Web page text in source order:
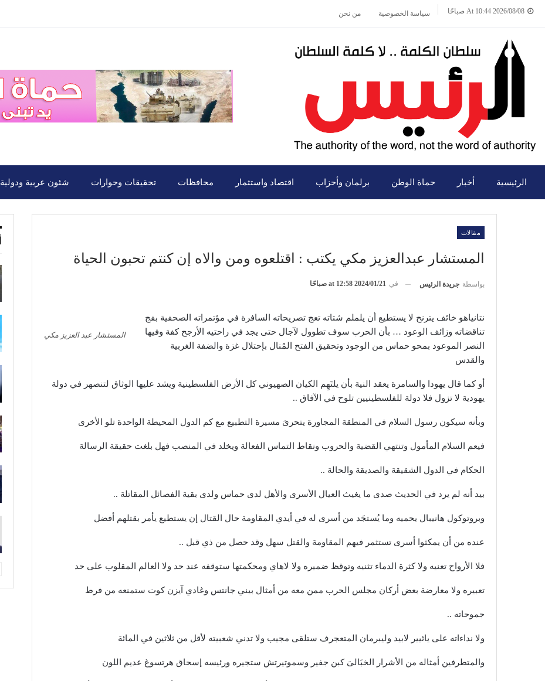
2026/08/08 At 10:44 صباحًا سياسة الخصوصية من نحن
الرئيسية أخبار حماة الوطن برلمان وأحزاب اقتصاد واستثمار محافظات تحقيقات وحوارات شئون عربية ودولية
مقالات
المستشار عبدالعزيز مكي يكتب : اقتلعوه ومن والاه إن كنتم تحبون الحياة
بواسطة جريدة الرئيس في 2024/01/21 at 12:58 صباحًا
المستشار عبد العزيز مكي
نتانياهو خائف يترنح لا يستطيع أن يلملم شتاته تعج تصريحاته السافرة في مؤتمراته الصحفية بفج
تناقضاته وزائف الوعود … بأن الحرب سوف تطوول لآجال حتى يجد في راحتيه الأرجح كفة وفيها
النصر الموعود بمحو حماس من الوجود وتحقيق الفتح المُنال بإحتلال غزة والضفة الغربية
والقدس
أو كما قال يهودا والسامرة يعقد النية بأن يلتَهِم الكيان الصهيوني كل الأرض الفلسطينية ويشد عليها الوثاق لتنصهر في دولة
يهودية لا تزول فلا دولة للفلسطينيين تلوح في الآفاق ..
وبأنه سيكون رسول السلام في المنطقة المجاورة يتحرىَ مسيرة التطبيع مع كم الدول المحيطة الواحدة تلو الأخرى
فيعم السلام المأمول وتنتهي القضية والحروب ونقاط التماس الفعالة ويخلد في المنصب فهل بلغت حقيقة الرسالة
الحكام في الدول الشقيقة والصديقة والحالة ..
بيد أنه لم يرد في الحديث صدى ما يغيث العيال الأسرى والأهل لدى حماس ولدى بقية الفصائل المقاتلة ..
وبروتوكول هانيبال يحميه وما يُستجَد من أسرى له في أيدي المقاومة حال القتال إن يستطيع يأمر بقتلهم أفضل
عنده من أن يمكثوا أسرى تستثمر فيهم المقاومة والقتل سهل وقد حصل من ذي قبل ..
فلا الأرواح تعنيه ولا كثرة الدماء تثنيه وتوقظ ضميره ولا لاهاي ومحكمتها ستوقفه عند حد ولا العالم المقلوب على حد
تعبيره ولا معارضة بعض أركان مجلس الحرب ممن معه من أمثال بيني جانتس وغادي آيزن كوت ستمنعه من فرط
جموحاته ..
ولا نداءاته على يائيير لابيد وليبرمان المتعجرف ستلقى مجيب ولا تدني شعبيته لأقل من ثلاثين في المائة
والمتطرفين أمثاله من الأشرار الخبَالىَ كبن جفير وسموتيرتش ستجيره ورئيسه إسحاق هرتسوغ عديم اللون